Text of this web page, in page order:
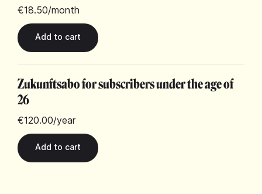
€18.50/month
Zukunftsabo for subscribers under the age of
26
€120.00/year